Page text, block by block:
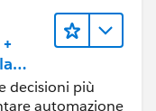
decisioni più
automazione